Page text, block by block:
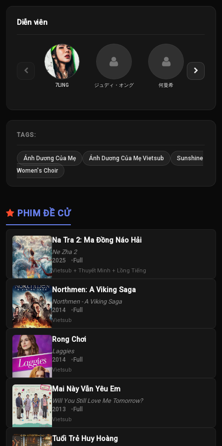
Diễn viên
7LING ジュディ・オング 何曼希
TAGS:
Ánh Dương Của Mẹ Ánh Dương Của Mẹ Vietsub
Sunshine
Women's Choir
PHIM ĐỀ CỬ
Na Tra 2: Ma Đồng Náo Hải
Ne Zha 2
2025 Full
Vietsub + Thuyết Minh + Lồng Tiếng
Northmen: A Viking Saga
Northmen - A Viking Saga
2014 Full
Vietsub
Rong Chơi
Laggies
2014 Full
Vietsub
Mai Này Vẫn Yêu Em
Will You Still Love Me Tomorrow?
2013 Full
Vietsub
Tuổi Trẻ Huy Hoàng